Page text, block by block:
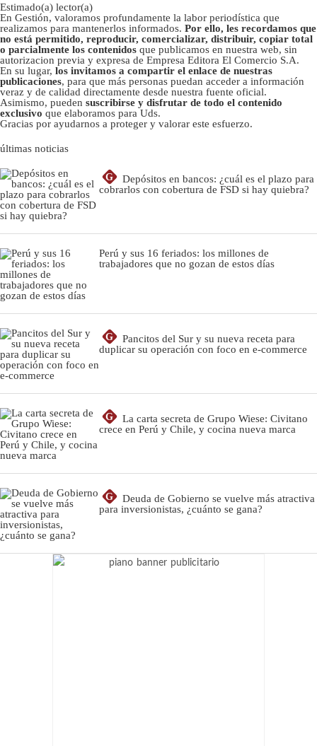
Estimado(a) lector(a)
En Gestión, valoramos profundamente la labor periodística que
realizamos para mantenerlos informados. Por ello, les recordamos que
no está permitido, reproducir, comercializar, distribuir, copiar total
o parcialmente los contenidos que publicamos en nuestra web, sin
autorizacion previa y expresa de Empresa Editora El Comercio S.A.
En su lugar, los invitamos a compartir el enlace de nuestras
publicaciones, para que más personas puedan acceder a información
veraz y de calidad directamente desde nuestra fuente oficial.
Asimismo, pueden suscribirse y disfrutar de todo el contenido
exclusivo que elaboramos para Uds.
Gracias por ayudarnos a proteger y valorar este esfuerzo.
últimas noticias
G
Depósitos en bancos: ¿cuál es el plazo para
cobrarlos con cobertura de FSD si hay quiebra?
Perú y sus 16 feriados: los millones de
trabajadores que no gozan de estos días
G
Pancitos del Sur y su nueva receta para
duplicar su operación con foco en e-commerce
G
La carta secreta de Grupo Wiese: Civitano
crece en Perú y Chile, y cocina nueva marca
G
Deuda de Gobierno se vuelve más atractiva
para inversionistas, ¿cuánto se gana?